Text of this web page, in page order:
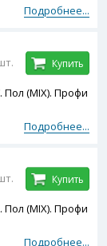
Подробнее...
Пол (MIX). Профи
Подробнее...
Купить
Пол (MIX). Профи
Подробнее...
Купить